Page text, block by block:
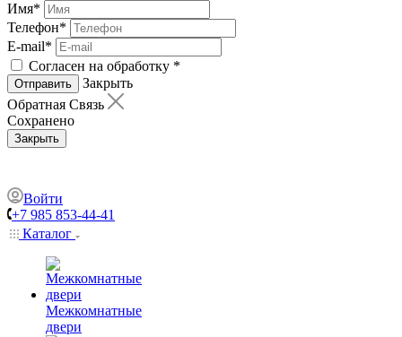
Имя*
Телефон*
E-mail*
Согласен на обработку *
Отправить
Закрыть
Обратная Связь
Сохранено
Закрыть
Войти
+7 985 853-44-41
Каталог
Межкомнатные
двери